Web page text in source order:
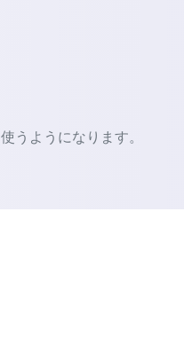
うようになります。